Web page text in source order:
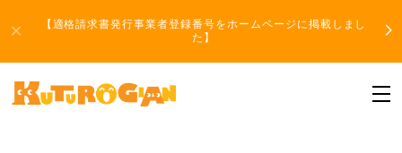
【適格請求書発行事業者登録番号をホームページに掲載しまし
た】